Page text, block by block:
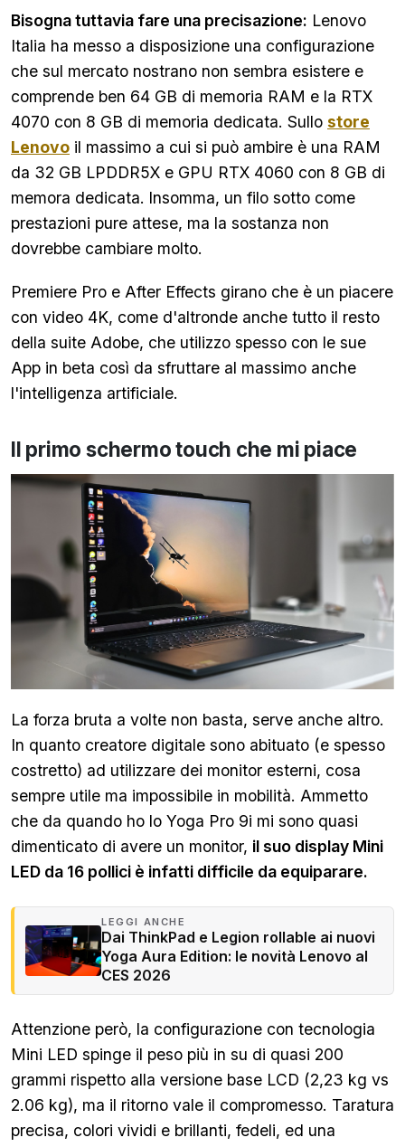
Bisogna tuttavia fare una precisazione: Lenovo
Italia ha messo a disposizione una configurazione
che sul mercato nostrano non sembra esistere e
comprende ben 64 GB di memoria RAM e la RTX
4070 con 8 GB di memoria dedicata. Sullo store
Lenovo il massimo a cui si può ambire è una RAM
da 32 GB LPDDR5X e GPU RTX 4060 con 8 GB di
memora dedicata. Insomma, un filo sotto come
prestazioni pure attese, ma la sostanza non
dovrebbe cambiare molto.
Premiere Pro e After Effects girano che è un piacere
con video 4K, come d'altronde anche tutto il resto
della suite Adobe, che utilizzo spesso con le sue
App in beta così da sfruttare al massimo anche
l'intelligenza artificiale.
Il primo schermo touch che mi piace
La forza bruta a volte non basta, serve anche altro.
In quanto creatore digitale sono abituato (e spesso
costretto) ad utilizzare dei monitor esterni, cosa
sempre utile ma impossibile in mobilità. Ammetto
che da quando ho lo Yoga Pro 9i mi sono quasi
dimenticato di avere un monitor, il suo display Mini
LED da 16 pollici è infatti difficile da equiparare.
LEGGI ANCHE
Dai ThinkPad e Legion rollable ai nuovi
Yoga Aura Edition: le novità Lenovo al
CES 2026
Attenzione però, la configurazione con tecnologia
Mini LED spinge il peso più in su di quasi 200
grammi rispetto alla versione base LCD (2,23 kg vs
2.06 kg), ma il ritorno vale il compromesso. Taratura
precisa, colori vividi e brillanti, fedeli, ed una